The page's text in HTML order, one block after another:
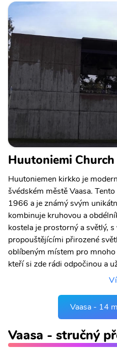
Huutoniemi Church
Huutoniemen kirkko je
švédském městě Vaasa.
1966 a je známý svým
kombinuje kruhovou a
kostela je prostorný a světlý,
propouštějícími přirozené
oblíbeným místem pro
kteří si zde rádi odpočinou a
Vaasa - 14
Vaasa - stručný